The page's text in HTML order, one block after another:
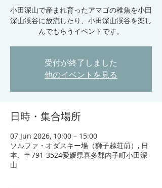
小田深山で産まれ育ったアマゴの稚魚を小田
深山渓谷に放流したり、小田深山渓谷を楽し
んでもらうイベントです。
受付が終了しました
他のイベントを見る
日時・集合場所
07 Jun 2026, 10:00 – 15:00
ソルファ・オダスキー場（獅子越荘前）, 日
本、〒791-3524愛媛県喜多郡内子町小田深
山